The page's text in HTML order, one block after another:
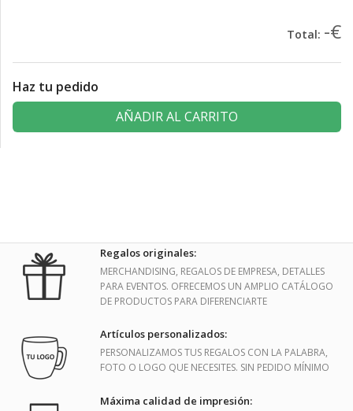
Total: -€
Haz tu pedido
AÑADIR AL CARRITO
Regalos originales:
MERCHANDISING, REGALOS DE EMPRESA, DETALLES
PARA EVENTOS. OFRECEMOS UN AMPLIO CATÁLOGO
DE PRODUCTOS PARA DIFERENCIARTE
Artículos personalizados:
PERSONALIZAMOS TUS REGALOS CON LA PALABRA,
FOTO O LOGO QUE NECESITES. SIN PEDIDO MÍNIMO
Máxima calidad de impresión: